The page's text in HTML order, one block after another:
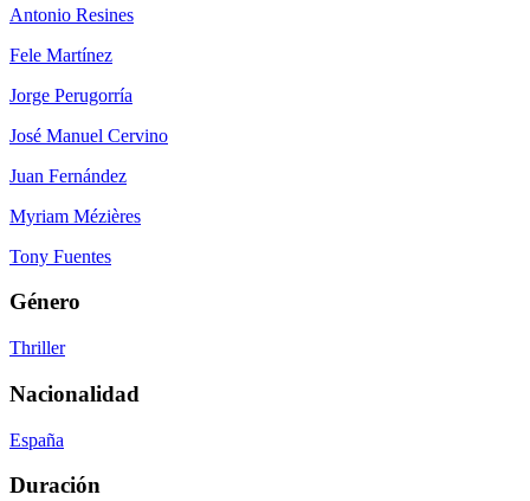
Antonio Resines
Fele Martínez
Jorge Perugorría
José Manuel Cervino
Juan Fernández
Myriam Mézières
Tony Fuentes
Género
Thriller
Nacionalidad
España
Duración